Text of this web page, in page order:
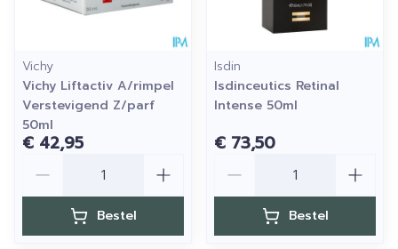
Vichy
Vichy Liftactiv A/rimpel
Verstevigend Z/parf
50ml
€ 42,95
Bestel
Isdin
Isdinceutics Retinal
Intense 50ml
€ 73,50
Bestel